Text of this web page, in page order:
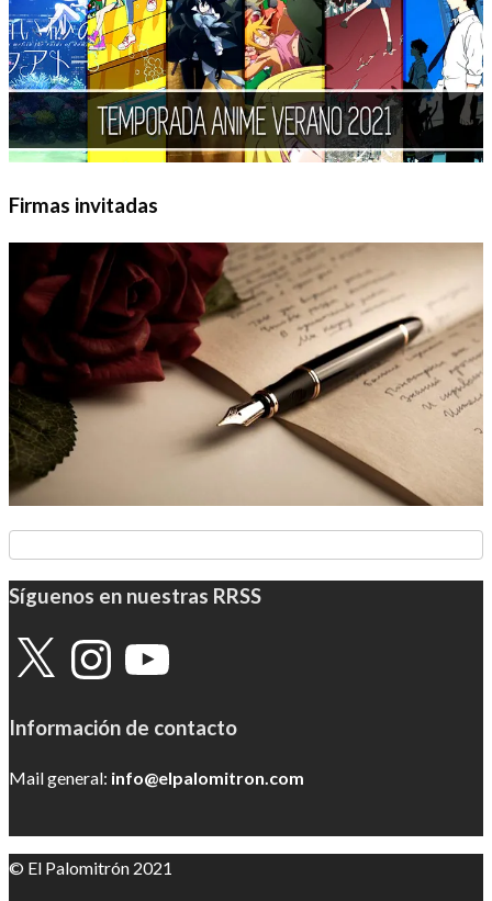
Firmas invitadas
Síguenos en nuestras RRSS
X InstagramYouTube
Información de contacto
Mail general: info@elpalomitron.com
© El Palomitrón 2021